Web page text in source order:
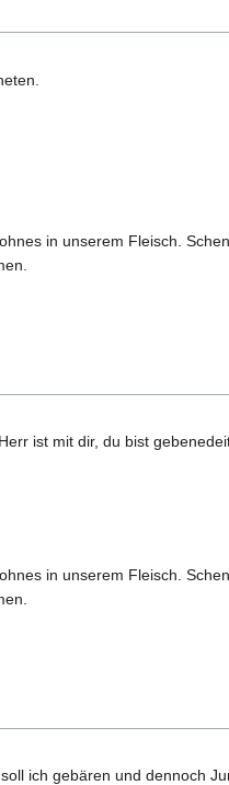
in unserem Fleisch.
ist mit dir, du bist
in unserem Fleisch.
ich gebären und dennoch